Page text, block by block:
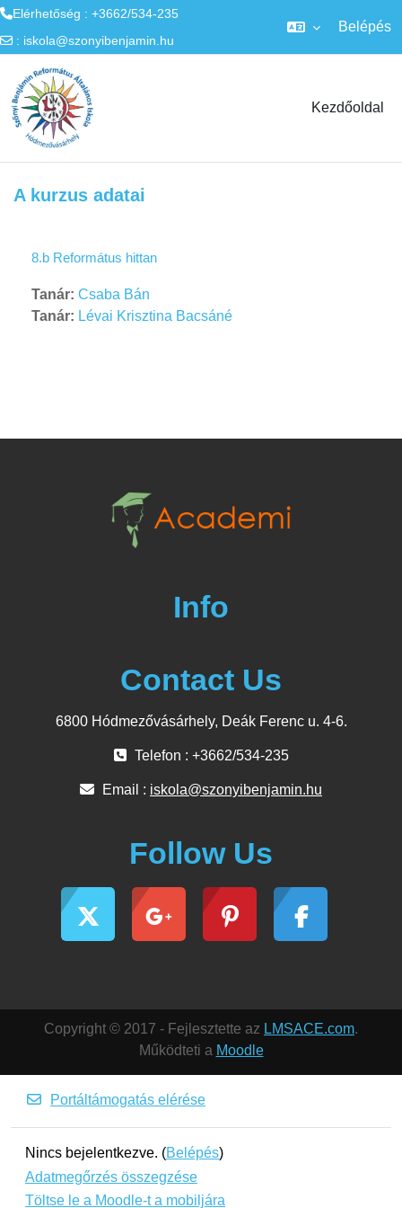
Elérhetőség : +3662/534-235
: iskola@szonyibenjamin.hu
Belépés
Kezdőoldal
A kurzus adatai
8.b Református hittan
Tanár: Csaba Bán
Tanár: Lévai Krisztina Bacsáné
Info
Contact Us
6800 Hódmezővásárhely, Deák Ferenc u. 4-6.
Telefon : +3662/534-235
Email : iskola@szonyibenjamin.hu
Follow Us
Copyright © 2017 - Fejlesztette az LMSACE.com.
Működteti a Moodle
Portáltámogatás elérése
Nincs bejelentkezve. (Belépés)
Adatmegőrzés összegzése
Töltse le a Moodle-t a mobiljára